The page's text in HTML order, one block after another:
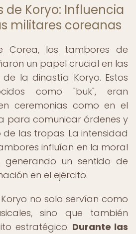
de Koryo: Influencia
militares coreanas
Corea, los tambores de
un papel crucial en las
la dinastía Koryo. Estos
como "buk", eran
ceremonias como en el
para comunicar órdenes y
las tropas. La intensidad
influían en la moral
generando un sentido de
en el ejército.
no solo servían como
sino que también
estratégico. Durante las